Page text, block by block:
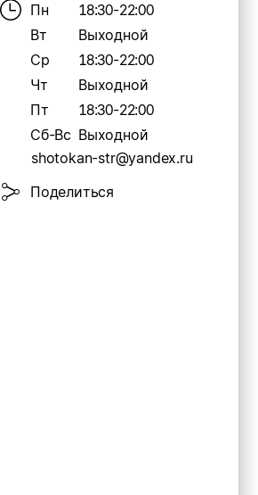
Пн
18:30-22:00
Вт
Выходной
Ср
18:30-22:00
Чт
Выходной
Пт
18:30-22:00
Сб-Вс Выходной
shotokan-str@yandex.ru
Поделиться